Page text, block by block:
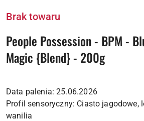
Brak towaru
People Possession - BPM -
Magic {Blend} - 200g
Data palenia: 25.06.2026
Profil sensoryczny: Ciasto jagodowe,
wanilia